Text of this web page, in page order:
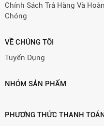
Chính Sách Trả Hàng Và
Chóng
VỀ CHÚNG TÔI
Tuyển Dụng
NHÓM SẢN PHẨM
PHƯƠNG THỨC THANH